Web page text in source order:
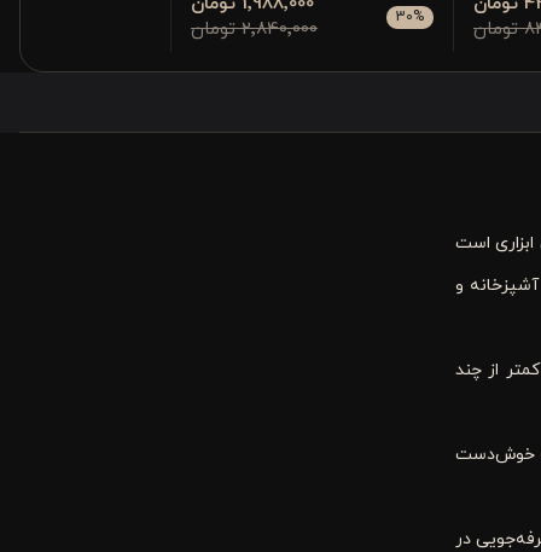
30% 2٬840٬000 تومان
است
و
از چند
خوش‌دست
در